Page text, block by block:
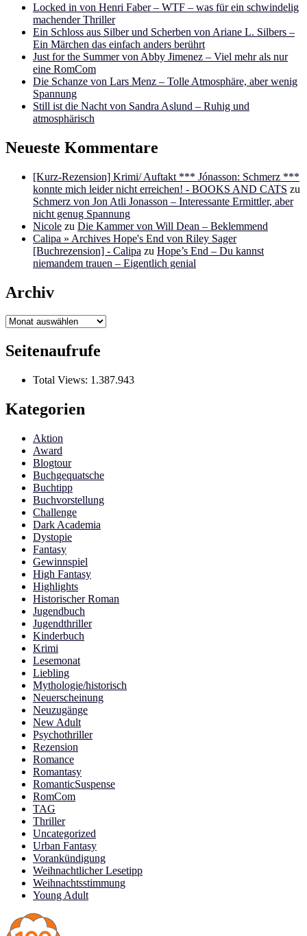
Locked in von Henri Faber – WTF – was für ein schwindelig
machender Thriller
Ein Schloss aus Silber und Scherben von Ariane L. Silbers –
Ein Märchen das einfach anders berührt
Just for the Summer von Abby Jimenez – Viel mehr als nur
eine RomCom
Die Schanze von Lars Menz – Tolle Atmosphäre, aber wenig
Spannung
Still ist die Nacht von Sandra Aslund – Ruhig und
atmosphärisch
Neueste Kommentare
[Kurz-Rezension] Krimi/ Auftakt *** Jónasson: Schmerz ***
konnte mich leider nicht erreichen! - BOOKS AND CATS zu
Schmerz von Jon Atli Jonasson – Interessante Ermittler, aber
nicht genug Spannung
Nicole zu Die Kammer von Will Dean – Beklemmend
Calipa » Archives Hope's End von Riley Sager
[Buchrezension] - Calipa zu Hope’s End – Du kannst
niemandem trauen – Eigentlich genial
Archiv
Archiv
Seitenaufrufe
Total Views: 1.387.943
Kategorien
Aktion
Award
Blogtour
Buchgequatsche
Buchtipp
Buchvorstellung
Challenge
Dark Academia
Dystopie
Fantasy
Gewinnspiel
High Fantasy
Highlights
Historischer Roman
Jugendbuch
Jugendthriller
Kinderbuch
Krimi
Lesemonat
Liebling
Mythologie/historisch
Neuerscheinung
Neuzugänge
New Adult
Psychothriller
Rezension
Romance
Romantasy
RomanticSuspense
RomCom
TAG
Thriller
Uncategorized
Urban Fantasy
Vorankündigung
Weihnachtlicher Lesetipp
Weihnachtsstimmung
Young Adult